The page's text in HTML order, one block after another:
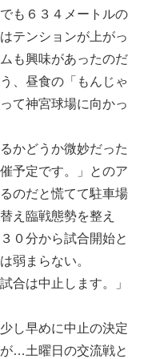
も６３４メートルの
テンションが上がっ
も興味があったのだ
、昼食の「もんじゃ
て神宮球場に向かっ
かどうか微妙だった
予定です。」とのア
のだと慌てて駐車場
え臨戦態勢を整え
０分から試合開始と
弱まらない。
合は中止します。」
し早めに中止の決定
…土曜日の交流戦と